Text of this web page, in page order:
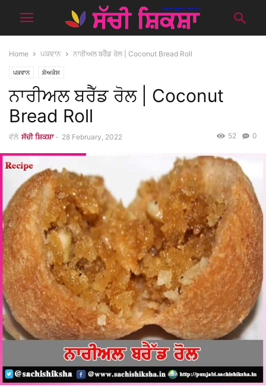
Home ਪਕਵਾਨ ਨਾਰੀਅਲ ਬਰੈੱਡ ਰੋਲ | Coconut Bread Roll
ਪਕਵਾਨ ਸ਼ੋਅਕੇਸ
ਨਾਰੀਅਲ ਬਰੈੱਡ ਰੋਲ | Coconut
Bread Roll
ਵੱਲੋ ਸੱਚੀ ਸ਼ਿਕਸ਼ਾ - 28 February, 2022 0
52